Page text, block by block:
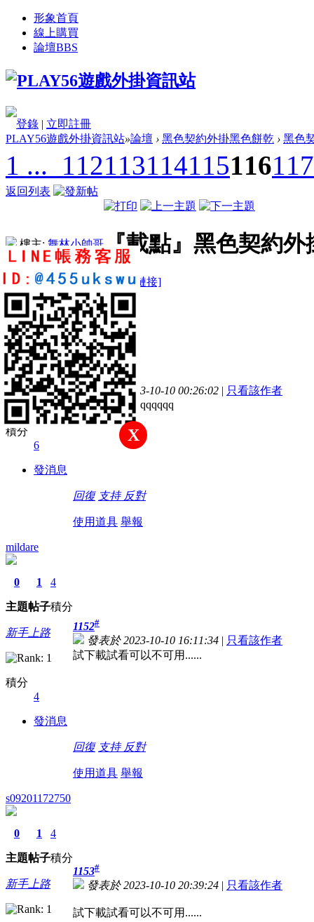
形象首頁
線上購買
論壇BBS
登錄 | 立即註冊
PLAY56遊戲外掛資訊站»論壇 › 黑色契約外掛黑色餅乾 › 黑色
1 ... 112113114115116117
返回列表
樓主: 舞林小帥哥『載點』黑色契約外
[複製鏈接]
love01016
0
主題
1
帖子
6
積分
新手上路
積分
6
發消息
1151#
發表於 2023-10-10 00:26:02 | 只看該作者
3qqqqqqqqqqqqqqqqq
回復 支持 反對
使用道具 舉報
mildare
0
主題
1
帖子
4
積分
新手上路
積分
4
發消息
1152#
發表於 2023-10-10 16:11:34 | 只看該作者
試下載試看可以不可用......
回復 支持 反對
使用道具 舉報
s09201172750
0
主題
1
帖子
4
積分
新手上路
1153#
發表於 2023-10-10 20:39:24 | 只看該作者
試下載試看可以不可用......
X